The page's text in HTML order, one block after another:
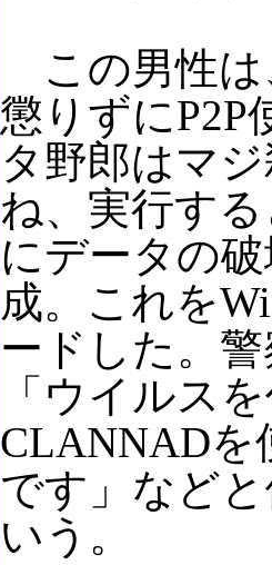
この男性は
懲りずにP2P
タ野郎はマ
ね、実行す
にデータの
成。これを
ードした。
「ウイルス
CLANNADを
です」など
いう。